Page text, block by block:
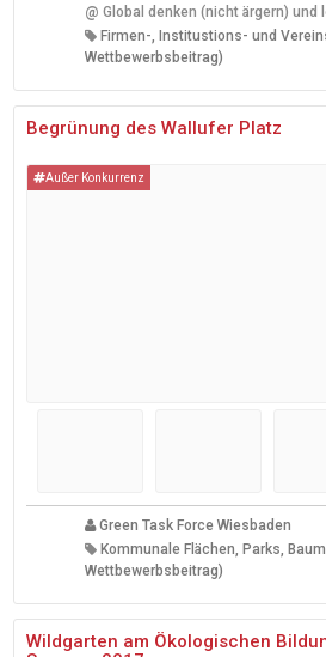
@ Global denken (nicht ärgern) und
Firmen-, Institustions- und
Wettbewerbsbeitrag)
Begrünung des Wallufer Platz
Außer Konkurrenz
Green Task Force Wiesbaden
Kommunale Flächen, Parks,
Wettbewerbsbeitrag)
Wildgarten am Ökologischen